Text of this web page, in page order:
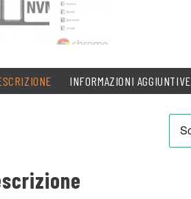
INFORMAZIONI AGGIUNTIVE